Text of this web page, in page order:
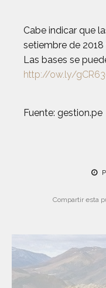
Cabe indicar que
setiembre de
Las bases se
http://ow.ly/
Fuente: gestion.pe
Compartir esta